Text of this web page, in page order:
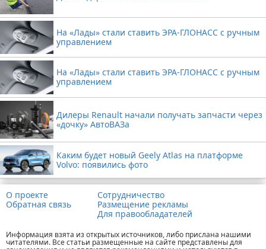
На «Лады» стали ставить ЭРА-ГЛОНАСС с ручным
управлением
На «Лады» стали ставить ЭРА-ГЛОНАСС с ручным
управлением
Дилеры Renault начали получать запчасти через
«дочку» АвтоВАЗа
Каким будет новый Geely Atlas на платформе
Volvo: появились фото
О проекте
Обратная связь
Сотрудничество
Размещение рекламы
Для правообладателей
Информация взята из открытых источников, либо прислана нашими
читателями. Все статьи размещенные на сайте представлены для